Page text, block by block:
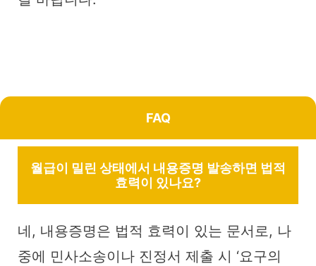
FAQ
월급이 밀린 상태에서 내용증명 발송하면 법적
효력이 있나요?
네, 내용증명은 법적 효력이 있는 문서로, 나
중에 민사소송이나 진정서 제출 시 ‘요구의